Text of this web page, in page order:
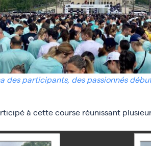
des participants, des passionnés
à cette course réunissant